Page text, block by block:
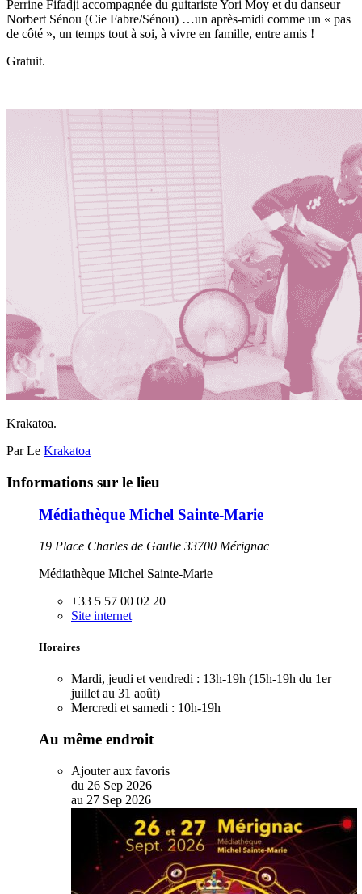
Perrine Fifadji accompagnée du guitariste Yori Moy et du danseur
Norbert Sénou (Cie Fabre/Sénou) …un après-midi comme un « pas
de côté », un temps tout à soi, à vivre en famille, entre amis !
Gratuit.
Krakatoa.
Par Le Krakatoa
Informations sur le lieu
Médiathèque Michel Sainte-Marie
19 Place Charles de Gaulle 33700 Mérignac
Médiathèque Michel Sainte-Marie
+33 5 57 00 02 20
Site internet
Horaires
Mardi, jeudi et vendredi : 13h-19h (15h-19h du 1er
juillet au 31 août)
Mercredi et samedi : 10h-19h
Au même endroit
Ajouter aux favoris
du 26 Sep 2026
au 27 Sep 2026